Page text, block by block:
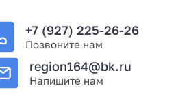
+7 (927) 225-26-26
Позвоните нам
region164@bk.ru
Напишите нам